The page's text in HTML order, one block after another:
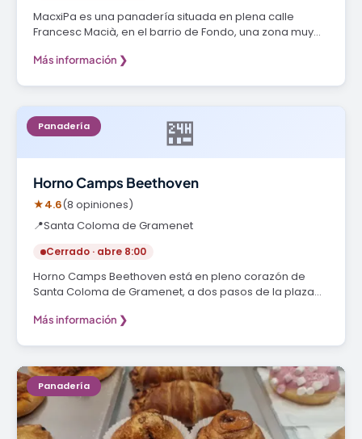
MacxiPa es una panadería situada en plena calle
Francesc Macià, en el barrio de Fondo, una zona muy…
Más información ❯
🏪
Panadería
Horno Camps Beethoven
★4.6(8 opiniones)
📍Santa Coloma de Gramenet
Cerrado · abre 8:00
Horno Camps Beethoven está en pleno corazón de
Santa Coloma de Gramenet, a dos pasos de la plaza
Más información ❯
Panadería